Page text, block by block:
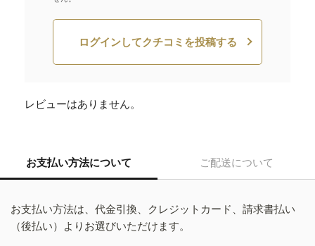
ログインしてクチコミを投稿する
レビューはありません。
お支払い方法について ご配送について
お支払い方法は、代金引換、クレジットカード、請求書払い
（後払い）よりお選びいただけます。